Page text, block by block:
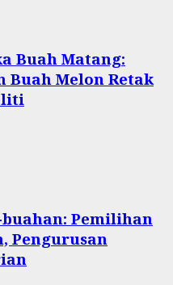
Buah Matang:
Buah Melon Retak
buahan: Pemilihan
Pengurusan